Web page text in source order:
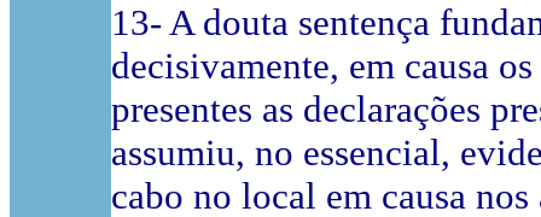
13- A douta sentença
decisivamente, em causa
presentes as declarações
assumiu, no essencial,
cabo no local em causa